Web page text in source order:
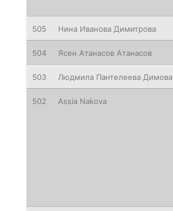
505 Нина Иванова Димитрова
504 Ясен Атанасов Атанасов
503 Людмила Пантелеева Димова
502 AssiaNakova